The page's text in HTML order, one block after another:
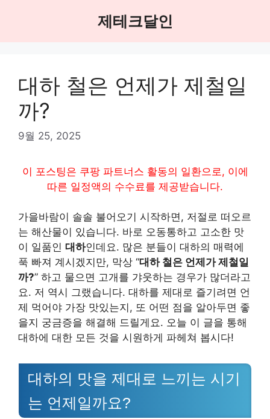
제테크달인
대하 철은 언제가 제철일
까?
9월 25, 2025
이 포스팅은 쿠팡 파트너스 활동의 일환으로, 이에
따른 일정액의 수수료를 제공받습니다.
가을바람이 솔솔 불어오기 시작하면, 저절로 떠오르
는 해산물이 있습니다. 바로 오동통하고 고소한 맛
이 일품인 대하인데요. 많은 분들이 대하의 매력에
푹 빠져 계시겠지만, 막상 “대하 철은 언제가 제철일
까?” 하고 물으면 고개를 갸웃하는 경우가 많더라고
요. 저 역시 그랬습니다. 대하를 제대로 즐기려면 언
제 먹어야 가장 맛있는지, 또 어떤 점을 알아두면 좋
을지 궁금증을 해결해 드릴게요. 오늘 이 글을 통해
대하에 대한 모든 것을 시원하게 파헤쳐 봅시다!
대하의 맛을 제대로 느끼는 시기
는 언제일까요?